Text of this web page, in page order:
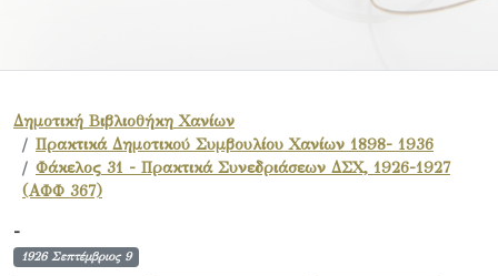
Δημοτική Βιβλιοθήκη Χανίων
Πρακτικά Δημοτικού Συμβουλίου Χανίων 1898- 1936
Φάκελος 31 - Πρακτικά Συνεδριάσεων ΔΣΧ, 1926-1927
(ΑΦΦ 367)
-
1926 Σεπτέμβριος 9